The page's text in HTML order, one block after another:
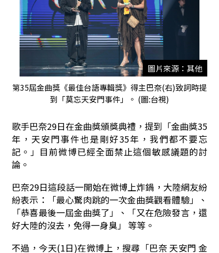
圖片來源：其他
第35屆金曲獎《最佳台語專輯獎》得主巴奈(右)致詞時提
到「莫忘天安門事件」。 (圖:台視)
歌手巴奈29日在金曲獎頒獎典禮，提到「金曲獎35
年，天安門事件也是剛好35年，我們都不要忘
記。」目前微博已經全面禁止這個敏感議題的討
論。
巴奈29日這段話一開始在微博上炸鍋，大陸網友紛
紛表示：「最心驚肉跳的一次金曲獎觀看體驗」、
「恭喜最後一屆金曲獎了」、「又在危險發言，還
好大陸的沒去，免得一身臭」 等等。
不過，今天(1日)在微博上，搜尋「巴奈 天安門 金